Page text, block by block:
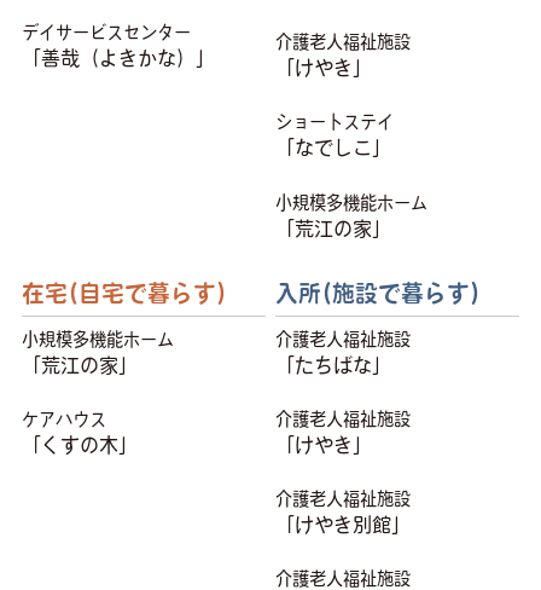
デイサービスセンター
「善哉（よきかな）」
介護老人福祉施設
「けやき」
ショートステイ
「なでしこ」
小規模多機能ホーム
「荒江の家」
在宅(自宅で暮らす)
小規模多機能ホーム
「荒江の家」
ケアハウス
「くすの木」
入所(施設で暮らす)
介護老人福祉施設
「たちばな」
介護老人福祉施設
「けやき」
介護老人福祉施設
「けやき別館」
介護老人福祉施設